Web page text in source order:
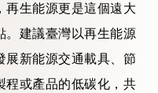
再生能源更是這個遠大
。建議臺灣以再生能源
展新能源交通載具、節
程或產品的低碳化，共